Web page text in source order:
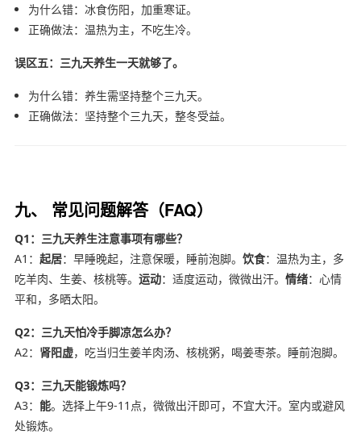
为什么错：冰食伤阳，加重寒证。
正确做法：温热为主，不吃生冷。
误区五：三九天养生一天就够了。
为什么错：养生需坚持整个三九天。
正确做法：坚持整个三九天，整冬受益。
九、 常见问题解答（FAQ）
Q1：三九天养生注意事项有哪些？
A1： 起居：早睡晚起，注意保暖，睡前泡脚。 饮食：温热为主，多
吃羊肉、生姜、核桃等。 运动：适度运动，微微出汗。 情绪：心情
平和，多晒太阳。
Q2：三九天怕冷手脚凉怎么办？
A2： 肾阳虚，吃当归生姜羊肉汤、核桃粥，喝姜枣茶。睡前泡脚。
Q3：三九天能锻炼吗？
A3： 能。选择上午9-11点，微微出汗即可，不宜大汗。室内或避风
处锻炼。